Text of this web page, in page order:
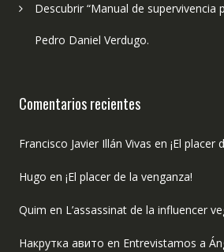
Descubrir “Manual de supervivencia
Pedro Daniel Verdugo.
Comentarios recientes
Francisco Javier Illán Vivas en ¡El placer
Hugo en ¡El placer de la venganza!
Quim en L’assassinat de la influencer
Накрутка авито en Entrevistamos a